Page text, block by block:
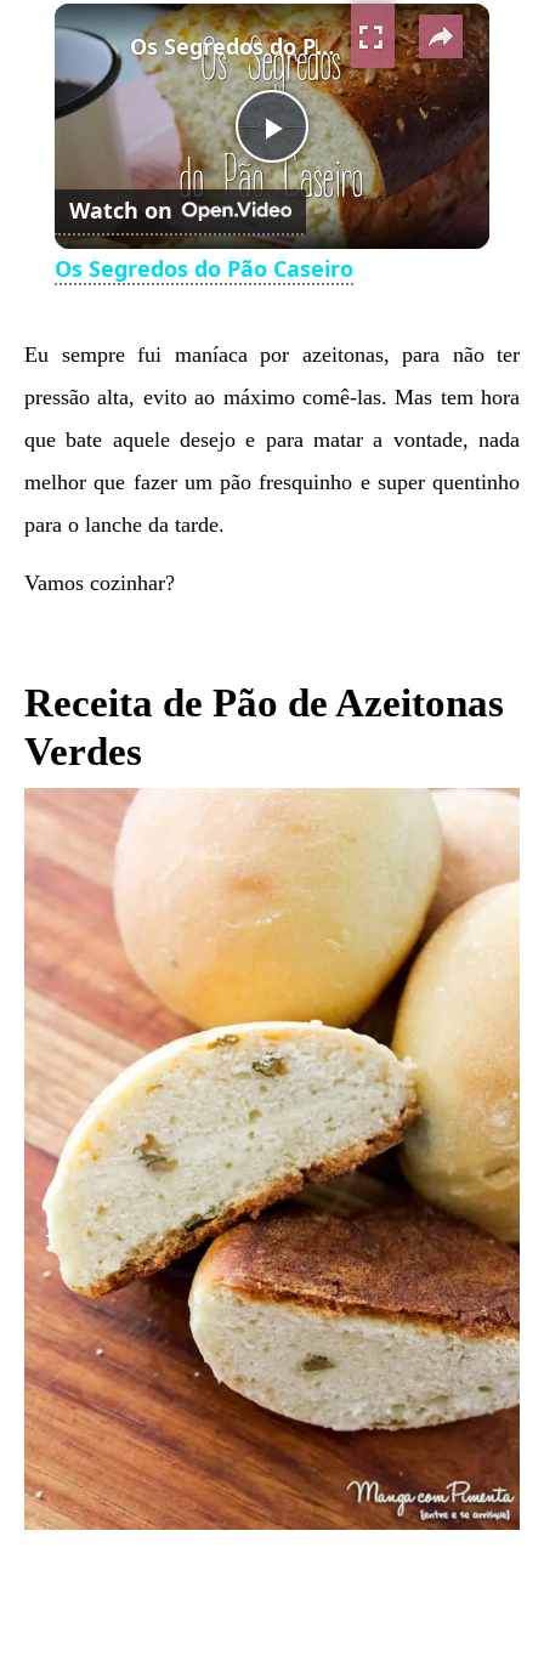
Unmute Fullscreen ×
Play
Video
Os Segredos do Pão Caseiro
Watch on
Os Segredos do Pão Caseiro
Eu sempre fui maníaca por azeitonas, para não ter
pressão alta, evito ao máximo comê-las. Mas tem hora
que bate aquele desejo e para matar a vontade, nada
melhor que fazer um pão fresquinho e super quentinho
para o lanche da tarde.
Vamos cozinhar?
Receita de Pão de Azeitonas
Verdes